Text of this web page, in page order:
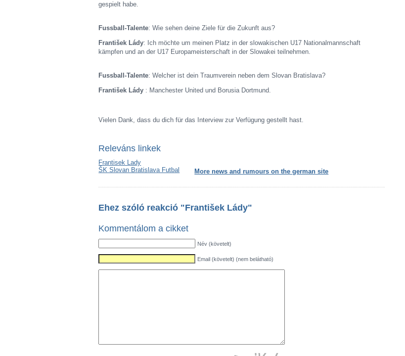
gespielt habe.
Fussball-Talente: Wie sehen deine Ziele für die Zukunft aus?
František Lády: Ich möchte um meinen Platz in der slowakischen U17 Nationalmannschaft
kämpfen und an der U17 Europameisterschaft in der Slowakei teilnehmen.
Fussball-Talente: Welcher ist dein Traumverein neben dem Slovan Bratislava?
František Lády : Manchester United und Borusia Dortmund.
Vielen Dank, dass du dich für das Interview zur Verfügung gestellt hast.
Releváns linkek
Frantisek Lady
ŠK Slovan Bratislava Futbal
More news and rumours on the german site
Ehez szóló reakció "František Lády"
Kommentálom a cikket
Név (követelt)
Email (követelt) (nem belátható)